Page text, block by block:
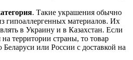
. Такие украшения обычно
гипоаллергенных материалов. Их
в Украину и в Казахстан. Если
на территории страны, то товар
Беларуси или России с доставкой на